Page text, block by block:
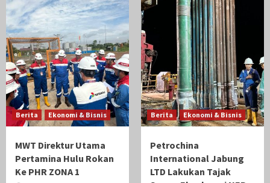
Berita Ekonomi & Bisnis
MWT Direktur Utama
Pertamina Hulu Rokan
Ke PHR ZONA 1
Berita Ekonomi & Bisnis
Petrochina
International Jabung
LTD Lakukan Tajak